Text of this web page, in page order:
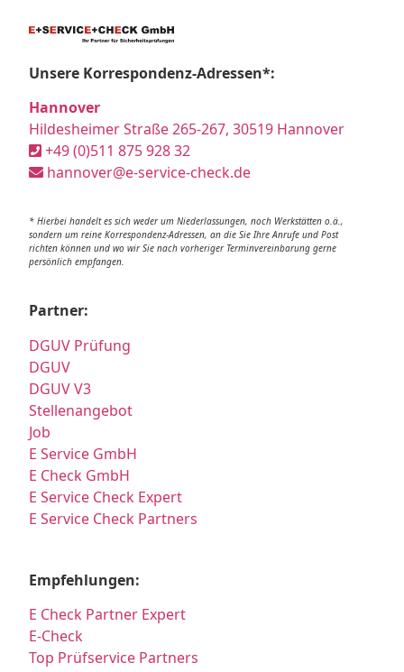
Unsere Korrespondenz-Adressen*:
Hannover
Hildesheimer Straße 265-267, 30519 Hannover
+49 (0)511 875 928 32
hannover@e-service-check.de
* Hierbei handelt es sich weder um Niederlassungen, noch Werkstätten o.ä.,
sondern um reine Korrespondenz-Adressen, an die Sie Ihre Anrufe und Post
richten können und wo wir Sie nach vorheriger Terminvereinbarung gerne
persönlich empfangen.
Partner:
DGUV Prüfung
DGUV
DGUV V3
Stellenangebot
Job
E Service GmbH
E Check GmbH
E Service Check Expert
E Service Check Partners
Empfehlungen:
E Check Partner Expert
E-Check
Top Prüfservice Partners